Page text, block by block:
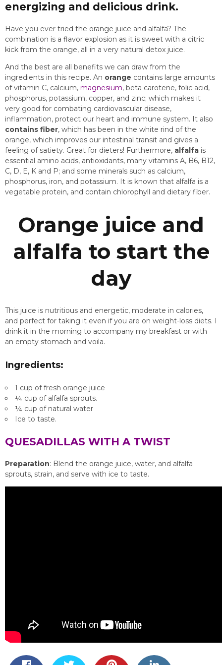
energizing and delicious drink.
Have you ever tried the orange juice and alfalfa? The
combination is a flavor explosion as it is sweet with a citric
kick from the orange, all in a very natural detox juice.
And the best are all benefits we can draw from the
ingredients in this recipe. An orange contains large amounts
of vitamin C, calcium, magnesium, beta carotene, folic acid,
phosphorus, potassium, copper, and zinc; which makes it
very good for combating cardiovascular disease,
inflammation, protect our heart and immune system. It also
contains fiber, which has been in the white rind of the
orange, which improves our intestinal transit and gives a
feeling of satiety. Great for dieters! Furthermore, alfalfa is
essential amino acids, antioxidants, many vitamins A, B6, B12,
C, D, E, K and P; and some minerals such as calcium,
phosphorus, iron, and potassium. It is known that alfalfa is a
vegetable protein, and contain chlorophyll and dietary fiber.
Orange juice and
alfalfa to start the
day
This juice is nutritious and energetic, moderate in calories,
and perfect for taking it even if you are on weight-loss diets. I
drink it in the morning to accompany my breakfast or with
an empty stomach and voila.
Ingredients:
1 cup of fresh orange juice
¼ cup of alfalfa sprouts.
¼ cup of natural water
Ice to taste.
QUESADILLAS WITH A TWIST
Preparation: Blend the orange juice, water, and alfalfa
sprouts, strain, and serve with ice to taste.